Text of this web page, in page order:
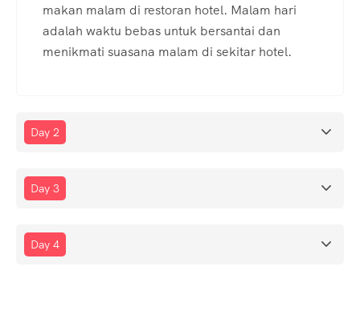
makan malam di restoran hotel. Malam hari
adalah waktu bebas untuk bersantai dan
menikmati suasana malam di sekitar hotel.
Day 2
Day 3
Day 4